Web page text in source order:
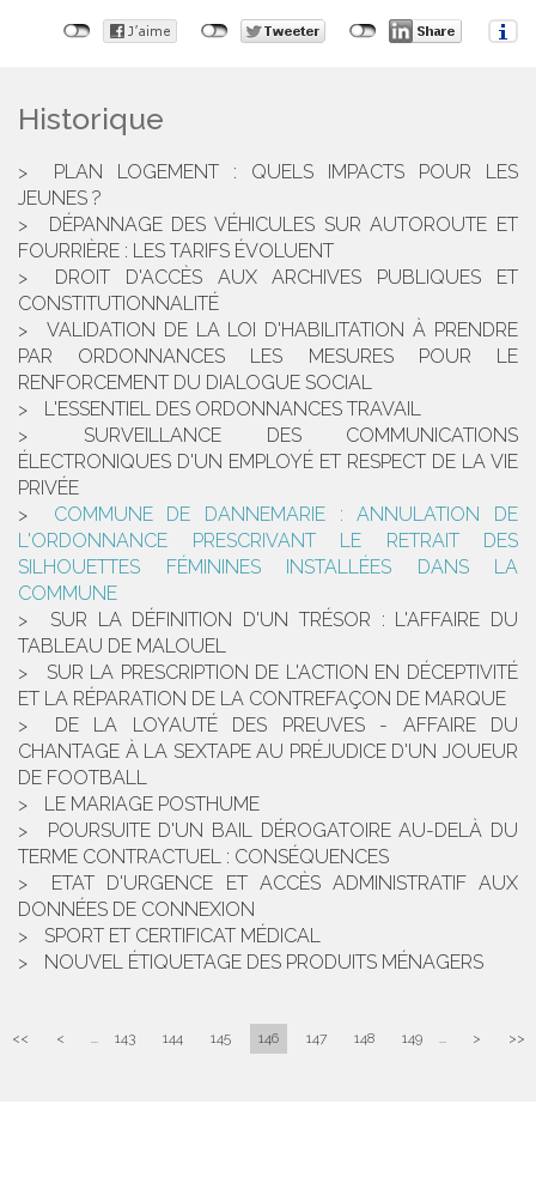
Historique
PLAN LOGEMENT : QUELS IMPACTS POUR LES
JEUNES ?
DÉPANNAGE DES VÉHICULES SUR AUTOROUTE ET
FOURRIÈRE : LES TARIFS ÉVOLUENT
DROIT D'ACCÈS AUX ARCHIVES PUBLIQUES ET
CONSTITUTIONNALITÉ
VALIDATION DE LA LOI D'HABILITATION À PRENDRE
PAR ORDONNANCES LES MESURES POUR LE
RENFORCEMENT DU DIALOGUE SOCIAL
L'ESSENTIEL DES ORDONNANCES TRAVAIL
SURVEILLANCE DES COMMUNICATIONS
ÉLECTRONIQUES D'UN EMPLOYÉ ET RESPECT DE LA VIE
PRIVÉE
COMMUNE DE DANNEMARIE : ANNULATION DE
L'ORDONNANCE PRESCRIVANT LE RETRAIT DES
SILHOUETTES FÉMININES INSTALLÉES DANS LA
COMMUNE
SUR LA DÉFINITION D'UN TRÉSOR : L'AFFAIRE DU
TABLEAU DE MALOUEL
SUR LA PRESCRIPTION DE L'ACTION EN DÉCEPTIVITÉ
ET LA RÉPARATION DE LA CONTREFAÇON DE MARQUE
DE LA LOYAUTÉ DES PREUVES - AFFAIRE DU
CHANTAGE À LA SEXTAPE AU PRÉJUDICE D'UN JOUEUR
DE FOOTBALL
LE MARIAGE POSTHUME
POURSUITE D'UN BAIL DÉROGATOIRE AU-DELÀ DU
TERME CONTRACTUEL : CONSÉQUENCES
ETAT D'URGENCE ET ACCÈS ADMINISTRATIF AUX
DONNÉES DE CONNEXION
SPORT ET CERTIFICAT MÉDICAL
NOUVEL ÉTIQUETAGE DES PRODUITS MÉNAGERS
<< < 143 144 145 146 147 148 149 > >>